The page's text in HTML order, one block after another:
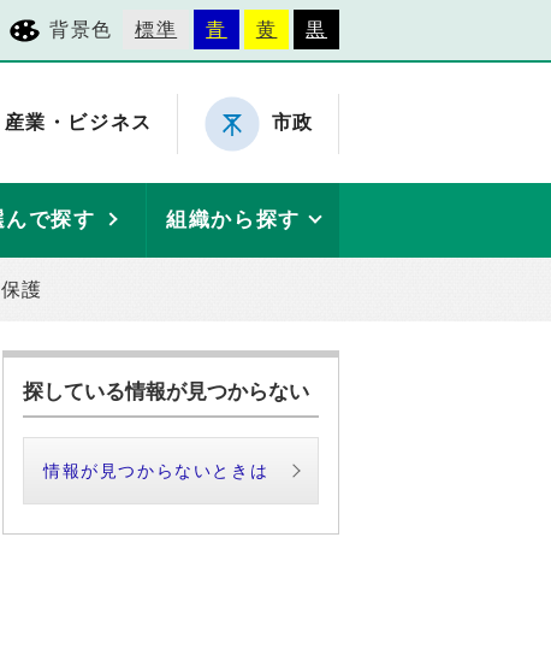
背景色 標準 青 黄 黒
産業・ビジネス 市政
んで探す 組織から探す
護
探している情報が見つからない
情報が見つからないときは